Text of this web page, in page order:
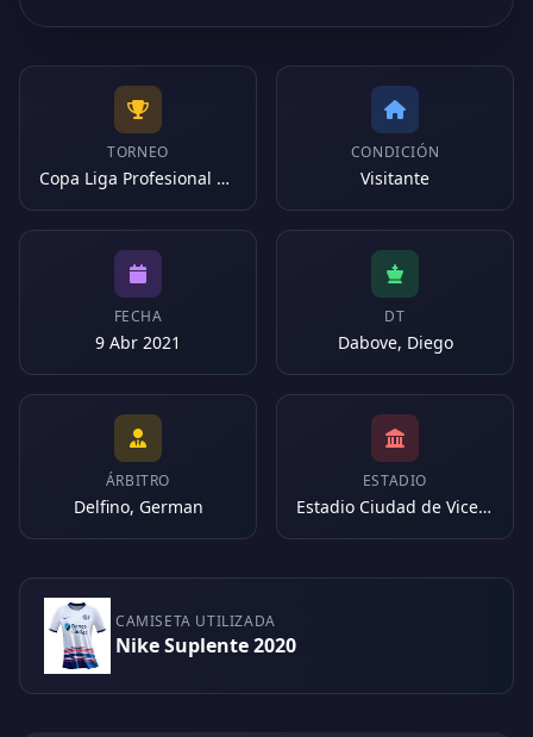
TORNEO
Copa Liga Profesional 2021
CONDICIÓN
Visitante
FECHA
9 Abr 2021
DT
Dabove, Diego
ÁRBITRO
Delfino, German
ESTADIO
Estadio Ciudad de Vicente López (Argentina)
CAMISETA UTILIZADA
Nike Suplente 2020